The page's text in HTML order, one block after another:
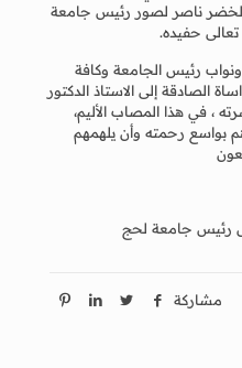
الخضر ناصر لصور رئيس جامعة
تعالى حفيده.
رئيس الجامعة وكافة
الصادقة إلى الاستاذ الدكتور
، في هذا المصاب الأليم،
بواسع رحمته وأن يلهمهم
رئيس جامعة لحج
مشاركة